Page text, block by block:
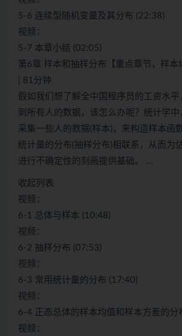
5-6 连续型随机变量及其分布 (22:38)
视频：
5-7 本章小结 (02:05)
第6章 样本和抽样分布【重点章节，样本
| 81分钟
假如我们想了解全中国程序员的工资水
到所有人的数据，该怎么办呢？统计学中
采集一些人的数据(样本)，来构造样本函
统计量的分布(抽样分布)相联系，从而为
进行不确定性的刻画提供基础。 …
收起列表
视频：
6-1 总体与样本 (10:48)
视频：
6-2 抽样分布 (07:53)
视频：
6-3 常用统计量的分布 (17:40)
视频：
6-4 正态总体的样本均值和样本方差的分
视频：